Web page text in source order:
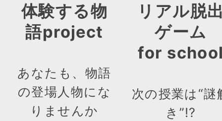
体験する物
語project
あなたも、物語
の登場人物にな
りませんか
リアル脱
ゲーム
for
次の授業は“謎
き”!?